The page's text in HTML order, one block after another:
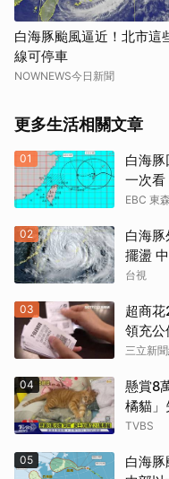
白海豚颱風逼近！北市這
線可停車
NOWNEWS今日新聞
更多生活相關文章
01
白海
一次看
EBC 東
02
白海
擺盪
台視
03
超商
領充
三立新
04
懸賞8
橘貓
TVBS
05
白海